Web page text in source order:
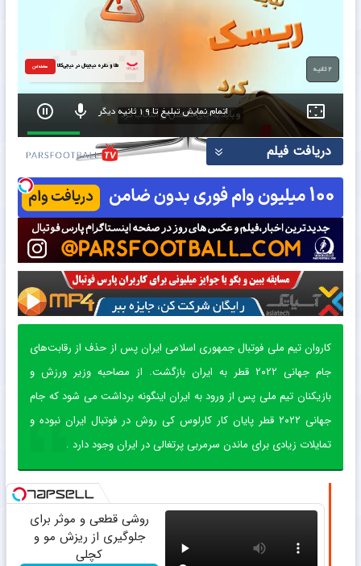
طلا و نقره دیجیتال در دیجی‌کالا معامله امن
0
seconds
22
seconds
اتمام نمایش تبلیغ تا 17 ثانیه دیگر
رد آگهی
دریافت فیلم
کاروان تیم ملی فوتبال جمهوری اسلامی ایران پس از حذف از رقابت‌های
جام جهانی ۲۰۲۲ قطر به ایران بازگشت. از مصاحبه وزیر ورزش و
بازیکنان تیم ملی پس از ورود به ایران اینگونه برداشت می شود که جام
جهانی ۲۰۲۲ قطر پایان کار کارلوس کی روش در فوتبال ایران نبوده و
تمایلات زیادی برای ماندن سرمربی پرتغالی در ایران وجود دارد .
روشی قطعی و موثر برای
جلوگیری از ریزش مو و
کچلی